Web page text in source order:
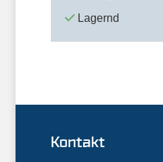
Lagernd
Kontakt